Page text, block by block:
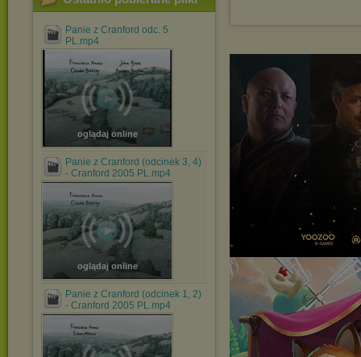
Panie z Cranford odc. 5
PL.mp4
oglądaj online
Panie z Cranford (odcinek 3, 4)
- Cranford 2005 PL.mp4
oglądaj online
Panie z Cranford (odcinek 1, 2)
- Cranford 2005 PL.mp4